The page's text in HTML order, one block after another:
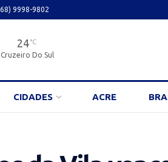
9998-9802
24 °C
Cruzeiro Do Sul
CIDADES ACRE